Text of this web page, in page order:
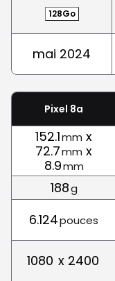
128Go
mai 2024
Pixel 8a
152.1mm x
72.7mm x
8.9mm
188g
6.124pouces
1080 x 2400